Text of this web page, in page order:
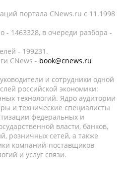
портала CNews.ru c 11.1998
1463328, в очереди разбора -
- 199231.
CNews - book@cnews.ru
и сотрудники одной
российской экономики:
технологий. Ядро аудитории
и технические специалисты
федеральных и
власти, банков,
розничных сетей, а также
компаний-поставщиков
и услуг связи.